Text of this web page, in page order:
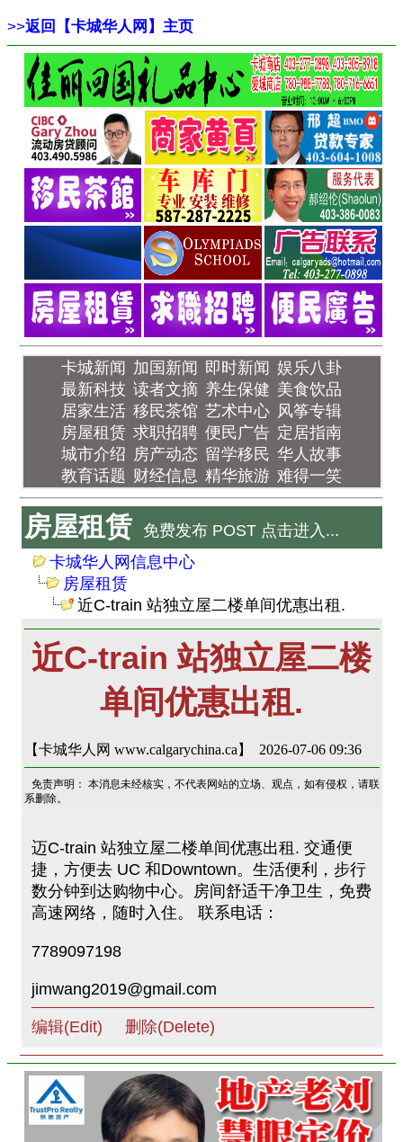
>>返回【卡城华人网】主页
卡城新闻 加国新闻 即时新闻 娱乐八卦
最新科技 读者文摘 养生保健 美食饮品
居家生活 移民茶馆 艺术中心 风筝专辑
房屋租赁 求职招聘 便民广告 定居指南
城市介绍 房产动态 留学移民 华人故事
教育话题 财经信息 精华旅游 难得一笑
房屋租赁
免费发布 POST 点击进入...
卡城华人网信息中心
房屋租赁
近C-train 站独立屋二楼单间优惠出租.
近C-train 站独立屋二楼
单间优惠出租.
【卡城华人网 www.calgarychina.ca】 2026-07-06 09:36
免责声明： 本消息未经核实，不代表网站的立场、观点，如有侵权，请联
系删除。
迈C-train 站独立屋二楼单间优惠出租. 交通便
捷，方便去 UC 和Downtown。生活便利，步行
数分钟到达购物中心。房间舒适干净卫生，免费
高速网络，随时入住。 联系电话：
7789097198
jimwang2019@gmail.com
编辑(Edit) 删除(Delete)